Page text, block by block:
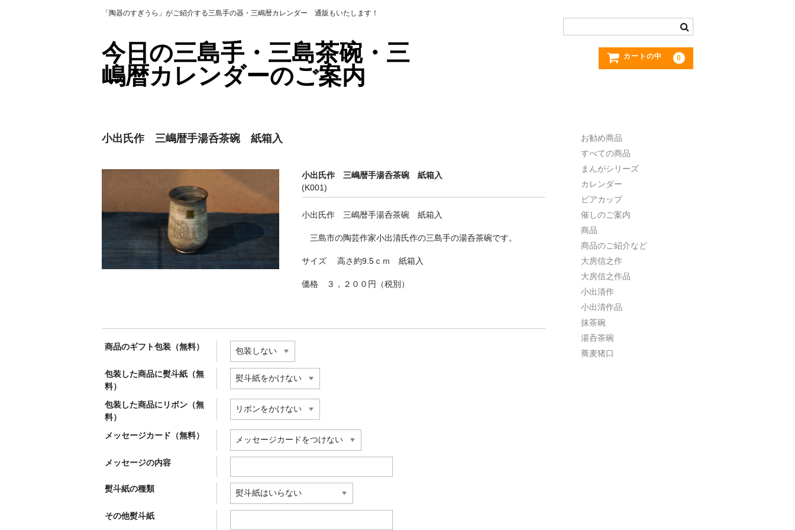
「陶器のすぎうら」がご紹介する三島手の器・三嶋暦カレンダー 通販もいたします！
今日の三島手・三島茶碗・三
嶋暦カレンダーのご案内
カートの中 0
小出氏作 三嶋暦手湯呑茶碗 紙箱入
小出氏作 三嶋暦手湯呑茶碗 紙箱入
(K001)
小出氏作 三嶋暦手湯呑茶碗 紙箱入
三島市の陶芸作家小出清氏作の三島手の湯呑茶碗です。
サイズ 高さ約9.5ｃｍ 紙箱入
価格 ３，２００円（税別）
商品のギフト包装（無料）
包装した商品に熨斗紙（無
料）
包装した商品にリボン（無
料）
メッセージカード（無料）
メッセージの内容
熨斗紙の種類
その他熨斗紙
お勧め商品
すべての商品
まんがシリーズ
カレンダー
ビアカップ
催しのご案内
商品
商品のご紹介など
大房信之作
大房信之作品
小出清作
小出清作品
抹茶碗
湯呑茶碗
蕎麦猪口